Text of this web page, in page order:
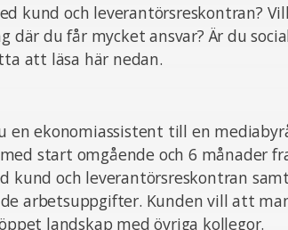
kund och leverantörsreskontran?
där du får mycket ansvar? Är du
att läsa här nedan.
en ekonomiassistent till en
start omgående och 6 månader
kund och leverantörsreskontran
arbetsuppgifter. Kunden vill att
landskap med övriga kollegor.